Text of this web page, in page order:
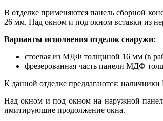
В отделке применяются панель сборной
26 мм. Над окном и под окном вставки из
Варианты исполнения отделок снаружи:
стоевая из МДФ толщиной 16 мм (в
фрезерованная часть панели МДФ
К данной отделке предлагаются:
Над окном и под окном на наружной
имитирующие продолжение окна.